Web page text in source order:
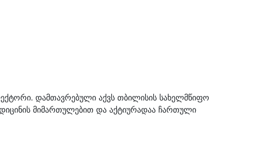
დამთავრებული აქვს თბილისის სახელმწიფო
მიმართულებით და აქტიურადაა ჩართული